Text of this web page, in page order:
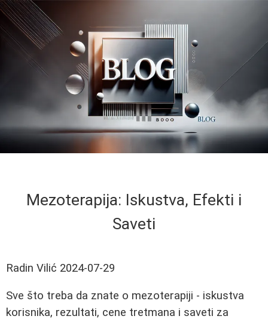
Mezoterapija: Iskustva, Efekti i
Saveti
Radin Vilić 2024-07-29
Sve što treba da znate o mezoterapiji - iskustva
korisnika, rezultati, cene tretmana i saveti za